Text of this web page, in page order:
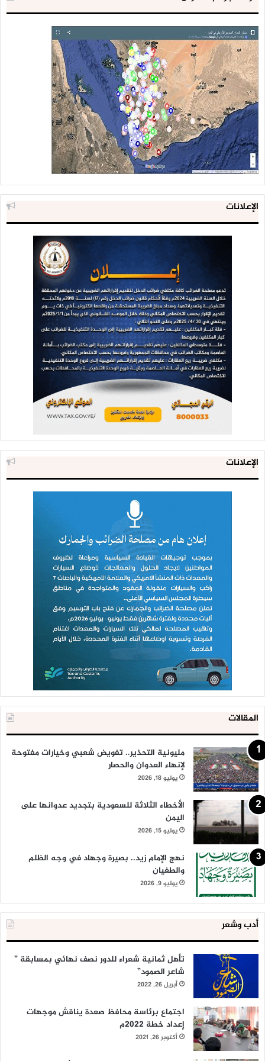
الإعلانات
الإعلانات
المقالات
مليونية التحذير.. تفويض شعبي وخيارات مفتوحة
لإنهاء العدوان والحصار
يوليو 18, 2026
الأخطاء الثلاثة للسعودية بتجديد عدوانها على
اليمن
يوليو 15, 2026
نهج الإمام زيد.. بصيرة وجهاد في وجه الظلم
والطغيان
يوليو 9, 2026
أدب وشعر
تأهل ثمانية شعراء للدور نصف نهائي بمسابقة ”
شاعر الصمود”
أبريل 26, 2022
اجتماع برئاسة محافظ صعدة يناقش موجهات
إعداد خطة 2022م
أكتوبر 26, 2021